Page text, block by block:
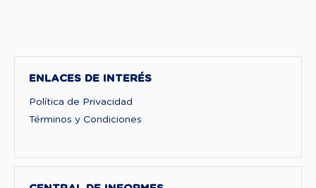
ENLACES DE INTERÉS
Política de Privacidad
Términos y Condiciones